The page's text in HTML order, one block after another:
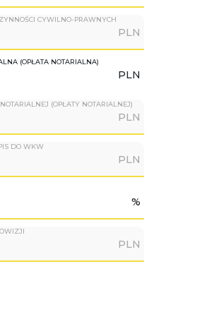
CYWILNO-PRAWNYCH
PLN
(OPŁATA NOTARIALNA)
PLN
(OPŁATY NOTARIALNEJ)
PLN
DO WKW
PLN
%
PLN